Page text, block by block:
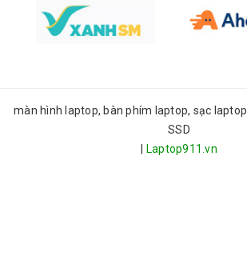
màn hình laptop, bàn phím laptop, sạc
SSD
Laptop911.vn